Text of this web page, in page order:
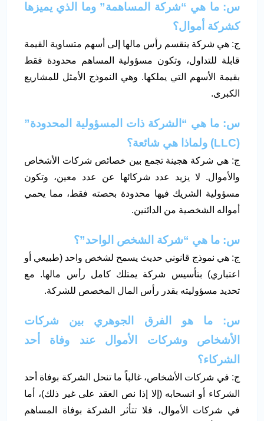
س: ما هي “شركة المساهمة” وما الذي يميزها
كشركة أموال؟
ج: هي شركة ينقسم رأس مالها إلى أسهم متساوية القيمة
قابلة للتداول، وتكون مسؤولية المساهم محدودة فقط
بقيمة الأسهم التي يملكها. وهي النموذج الأمثل للمشاريع
الكبرى.
س: ما هي “الشركة ذات المسؤولية المحدودة”
(LLC) ولماذا هي شائعة؟
ج: هي شركة هجينة تجمع بين خصائص شركات الأشخاص
والأموال. لا يزيد عدد شركائها عن عدد معين، وتكون
مسؤولية الشريك فيها محدودة بحصته فقط، مما يحمي
أمواله الشخصية من الدائنين.
س: ما هي “شركة الشخص الواحد”؟
ج: هي نموذج قانوني حديث يسمح لشخص واحد (طبيعي أو
اعتباري) بتأسيس شركة يمتلك كامل رأس مالها. مع
تحديد مسؤوليته بقدر رأس المال المخصص للشركة.
س: ما هو الفرق الجوهري بين شركات
الأشخاص وشركات الأموال عند وفاة أحد
الشركاء؟
ج: في شركات الأشخاص، غالباً ما تنحل الشركة بوفاة أحد
الشركاء أو انسحابه (إلا إذا نص العقد على غير ذلك)، أما
في شركات الأموال، فلا تتأثر الشركة بوفاة المساهم